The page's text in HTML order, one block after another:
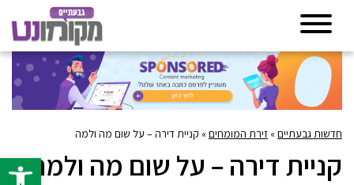
פתח
חדשות גבעתיים» זירת המומחים» קניית דירה – על שום מה ולמה
קניית דירה – על שום מה ולמה